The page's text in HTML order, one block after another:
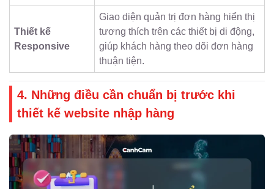
Thiết kế
Responsive
Giao diện quản trị đơn hàng hiển thị
tương thích trên các thiết bị di động,
giúp khách hàng theo dõi đơn hàng
thuận tiện.
4. Những điều cần chuẩn bị trước khi
thiết kế website nhập hàng